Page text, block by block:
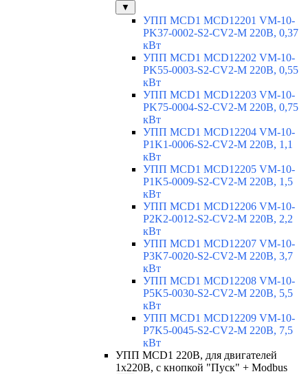
▼
УПП MCD1 MCD12201 VM-10-
PK37-0002-S2-CV2-M 220В, 0,37
кВт
УПП MCD1 MCD12202 VM-10-
PK55-0003-S2-CV2-M 220В, 0,55
кВт
УПП MCD1 MCD12203 VM-10-
PK75-0004-S2-CV2-M 220В, 0,75
кВт
УПП MCD1 MCD12204 VM-10-
P1K1-0006-S2-CV2-M 220В, 1,1
кВт
УПП MCD1 MCD12205 VM-10-
P1K5-0009-S2-CV2-M 220В, 1,5
кВт
УПП MCD1 MCD12206 VM-10-
P2K2-0012-S2-CV2-M 220В, 2,2
кВт
УПП MCD1 MCD12207 VM-10-
P3K7-0020-S2-CV2-M 220В, 3,7
кВт
УПП MCD1 MCD12208 VM-10-
P5K5-0030-S2-CV2-M 220В, 5,5
кВт
УПП MCD1 MCD12209 VM-10-
P7K5-0045-S2-CV2-M 220В, 7,5
кВт
УПП MCD1 220В, для двигателей
1х220В, с кнопкой "Пуск" + Modbus